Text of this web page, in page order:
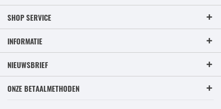
SHOP SERVICE
INFORMATIE
NIEUWSBRIEF
ONZE BETAALMETHODEN